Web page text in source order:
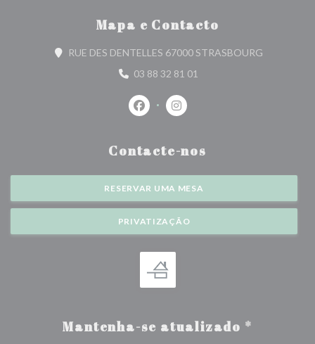
Mapa e Contacto
RUE DES DENTELLES 67000 STRASBOURG
03 88 32 81 01
Facebook ((abre numa nova janela))
Instagram ((abre numa nova
Contacte-nos
RESERVAR UMA MESA
PRIVATIZAÇÃO
Mantenha-se atualizado *